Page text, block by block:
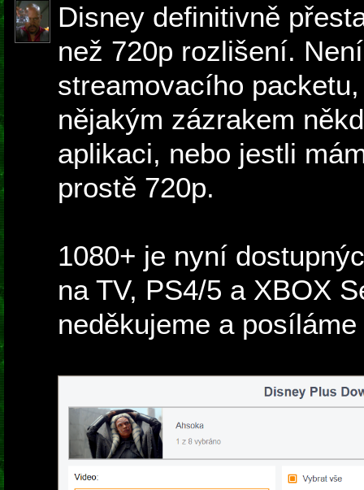
Disney definitivně
než 720p rozlišení.
streamovacího
nějakým zázrakem
aplikaci, nebo jestli
prostě 720p.
1080+ je nyní
na TV, PS4/5 a XBOX
neděkujeme a